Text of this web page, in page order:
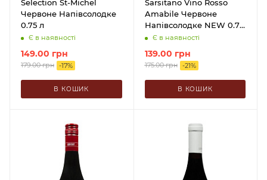
Selection St-Michel
Червоне Напівсолодке
0.75 л
Є в наявності
149.00 грн
179.00грн -17%
В КОШИК
Sarsitano Vino Rosso
Amabile Червоне
Напівсолодке NEW 0.75
л Є в наявності
139.00 грн
175.00грн -21%
В КОШИК